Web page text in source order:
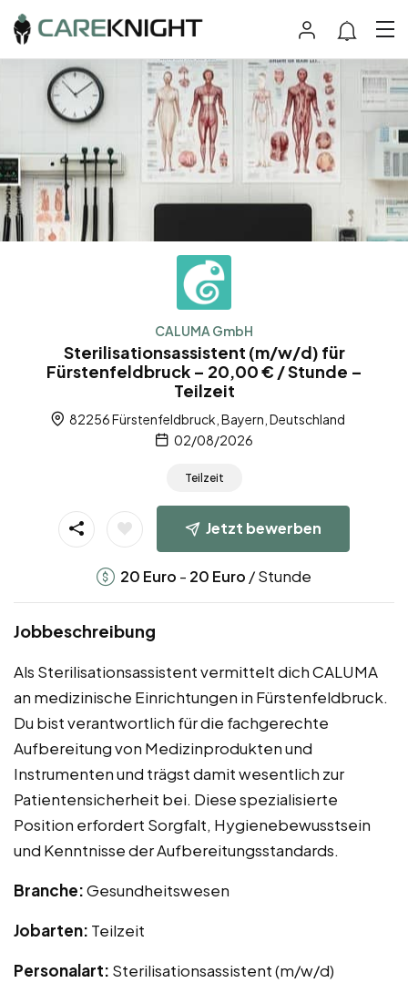
CALUMA GmbH
Sterilisationsassistent (m/w/d) für
Fürstenfeldbruck – 20,00 € / Stunde –
Teilzeit
82256 Fürstenfeldbruck, Bayern, Deutschland
02/08/2026
Teilzeit
Jetzt bewerben
20 Euro - 20 Euro / Stunde
Jobbeschreibung
Als Sterilisationsassistent vermittelt dich CALUMA
an medizinische Einrichtungen in Fürstenfeldbruck.
Du bist verantwortlich für die fachgerechte
Aufbereitung von Medizinprodukten und
Instrumenten und trägst damit wesentlich zur
Patientensicherheit bei. Diese spezialisierte
Position erfordert Sorgfalt, Hygienebewusstsein
und Kenntnisse der Aufbereitungsstandards.
Branche:Gesundheitswesen
Jobarten: Teilzeit
Personalart: Sterilisationsassistent (m/w/d)